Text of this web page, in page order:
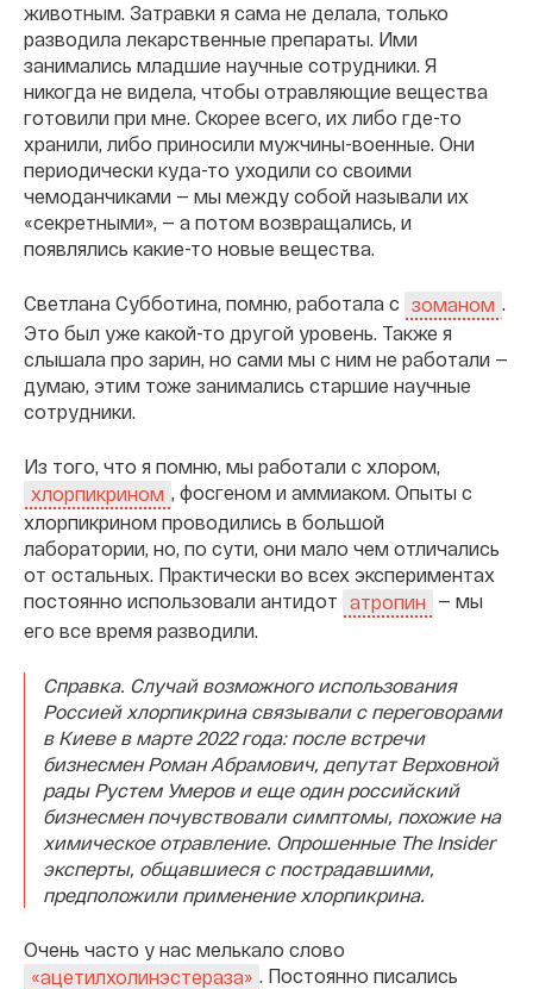
животным. Затравки я сама не делала, только
разводила лекарственные препараты. Ими
занимались младшие научные сотрудники. Я
никогда не видела, чтобы отравляющие вещества
готовили при мне. Скорее всего, их либо где-то
хранили, либо приносили мужчины-военные. Они
периодически куда-то уходили со своими
чемоданчиками — мы между собой называли их
«секретными», — а потом возвращались, и
появлялись какие-то новые вещества.
Светлана Субботина, помню, работала с зоманом .
Это был уже какой-то другой уровень. Также я
слышала про зарин, но сами мы с ним не работали —
думаю, этим тоже занимались старшие научные
сотрудники.
Из того, что я помню, мы работали с хлором,
хлорпикрином , фосгеном и аммиаком. Опыты с
хлорпикрином проводились в большой
лаборатории, но, по сути, они мало чем отличались
от остальных. Практически во всех экспериментах
постоянно использовали антидот атропин
— мы
его все время разводили.
Справка. Случай возможного использования
Россией хлорпикрина связывали с переговорами
в Киеве в марте 2022 года: после встречи
бизнесмен Роман Абрамович, депутат Верховной
рады Рустем Умеров и еще один российский
бизнесмен почувствовали симптомы, похожие на
химическое отравление. Опрошенные The Insider
эксперты, общавшиеся с пострадавшими,
предположили применение хлорпикрина.
Очень часто у нас мелькало слово
«ацетилхолинэстераза»
. Постоянно писались